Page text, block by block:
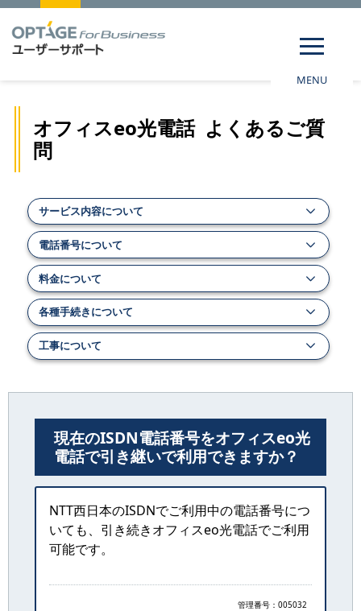
MENU
オフィスeo光電話 よくあるご質
問
サービス内容について
電話番号について
料金について
各種手続きについて
工事について
現在のISDN電話番号をオフィスeo光
電話で引き継いで利用できますか？
NTT西日本のISDNでご利用中の電話番号につ
いても、引き続きオフィスeo光電話でご利用
可能です。
管理番号：005032